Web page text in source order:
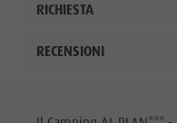
RICHIESTA
RECENSIONI